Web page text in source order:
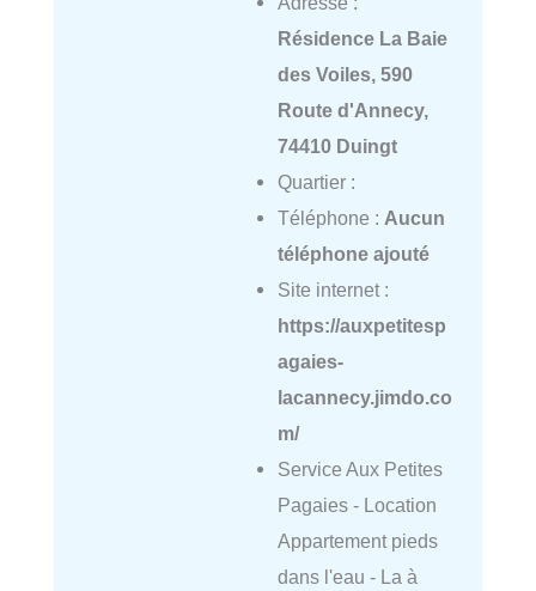
Résidence La Baie
des Voiles, 590
Route d'Annecy,
74410 Duingt
Quartier :
Téléphone : Aucun
téléphone ajouté
Site internet :
https://auxpetitesp
agaies-
lacannecy.jimdo.co
m/
Service Aux Petites
Pagaies - Location
Appartement pieds
dans l'eau - La à